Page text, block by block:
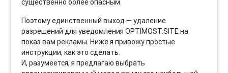
существенно более опасным.
Поэтому единственный выход — удаление
разрешений для уведомления OPTIMOST.SITE на
показ вам рекламы. Ниже я привожу простые
инструкции, как это сделать.
И, разумеется, я предлагаю выбрать